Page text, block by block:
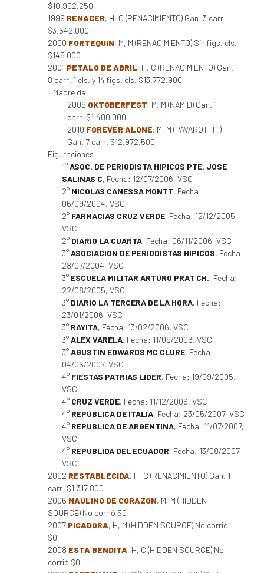
$10.902.250
1999 RENACER, H, C (RENACIMIENTO) Gan. 3 carr.
$3.642.000
2000 FORTEQUIN, M, M (RENACIMIENTO) Sin figs. cls.
$145.000
2001 PETALO DE ABRIL, H, C (RENACIMIENTO) Gan.
8 carr. 1 cls. y 14 figs. cls. $13.772.900
Madre de:
2009 OKTOBERFEST, M, M (NAMID) Gan. 1
carr. $1.400.000
2010 FOREVER ALONE, M, M (PAVAROTTI II)
Gan. 7 carr. $12.972.500
Figuraciones :
1°ASOC. DE PERIODISTA HIPICOS PTE. JOSE
SALINAS C, Fecha: 12/07/2006, VSC
2° NICOLAS CANESSA MONTT, Fecha:
06/09/2004, VSC
2° FARMACIAS CRUZ VERDE, Fecha: 12/12/2005,
VSC
2° DIARIO LA CUARTA, Fecha: 06/11/2006, VSC
3°ASOCIACION DE PERIODISTAS HIPICOS, Fecha:
28/07/2004, VSC
3° ESCUELA MILITAR ARTURO PRAT CH., Fecha:
22/08/2005, VSC
3° DIARIO LA TERCERA DE LA HORA, Fecha:
23/01/2006, VSC
3° RAYITA, Fecha: 13/02/2006, VSC
3°ALEX VARELA, Fecha: 11/09/2006, VSC
3°AGUSTIN EDWARDS MC CLURE, Fecha:
04/06/2007, VSC
4° FIESTAS PATRIAS LIDER, Fecha: 19/09/2005,
VSC
4° CRUZ VERDE, Fecha: 11/12/2006, VSC
4° REPUBLICA DE ITALIA, Fecha: 23/05/2007, VSC
4° REPUBLICA DE ARGENTINA, Fecha: 11/07/2007,
VSC
4° REPUBLIDA DEL ECUADOR, Fecha: 13/08/2007,
VSC
2002 RESTABLECIDA, H, C (RENACIMIENTO) Gan. 1
carr. $1.317.800
2006 MAULINO DE CORAZON, M, M (HIDDEN
SOURCE) No corrió $0
2007 PICADORA, H, M (HIDDEN SOURCE) No corrió
$0
2008 ESTA BENDITA, H, C (HIDDEN SOURCE) No
corrió $0